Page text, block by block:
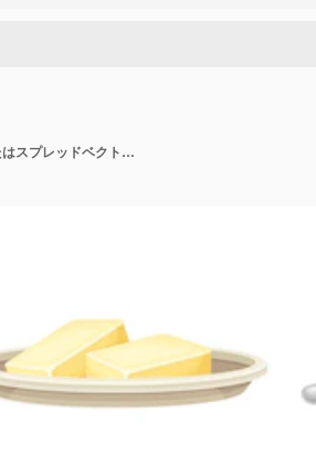
バターブリックとスライス セット 自然乳製品 マルガリンまたはスプレッドベクトルイラスト